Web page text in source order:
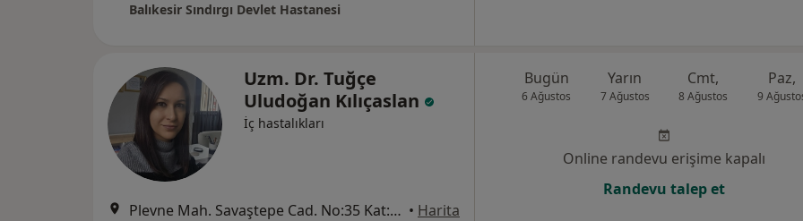
Balıkesir Sındırgı Devlet Hastanesi
Uzm. Dr. Tuğçe
Uludoğan Kılıçaslan
İç hastalıkları
Plevne Mah. Savaştepe Cad. No:35 Kat:1 Daire:2, Balıkesir • Harita
Bugün
6 Ağustos
Yarın
7 Ağustos
Cmt,
8 Ağustos
Paz,
9
Online randevu erişime kapalı
Randevu talep et